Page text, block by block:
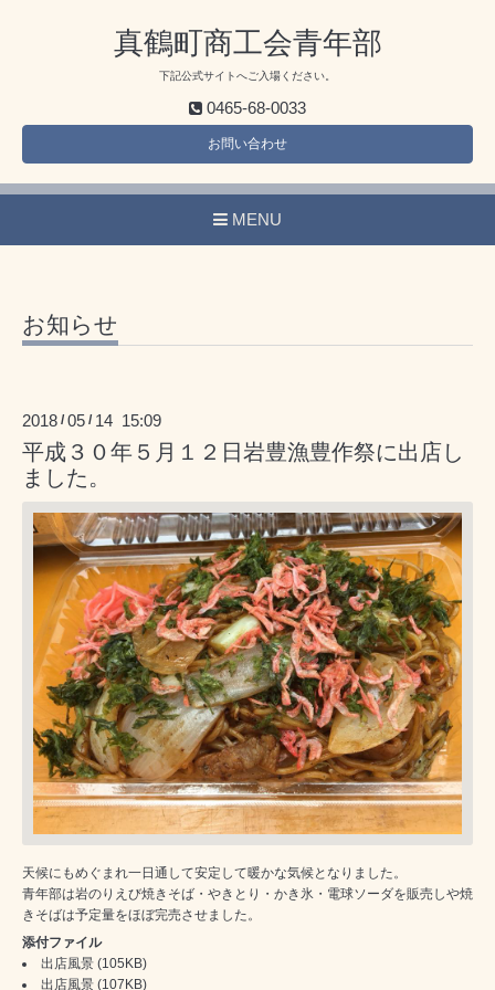
真鶴町商工会青年部
下記公式サイトへご入場ください。
0465-68-0033
お問い合わせ
MENU
お知らせ
2018 /05 / 14 15:09
平成３０年５月１２日岩豊漁豊作祭に出店し
ました。
天候にもめぐまれ一日通して安定して暖かな気候となりました。
青年部は岩のりえび焼きそば・やきとり・かき氷・電球ソーダを販売しや焼
きそばは予定量をほぼ完売させました。
添付ファイル
出店風景 (105KB)
出店風景 (107KB)